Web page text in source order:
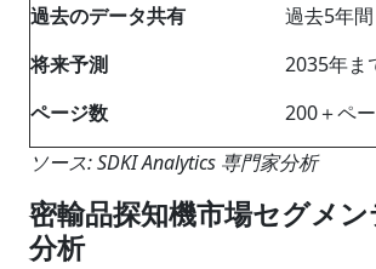
過去のデータ共有
過去5年
将来予測
2035年ま
ページ数
200＋ペ
ソース: SDKI Analytics 専門家分析
密輸品探知機市場セグメ
分析